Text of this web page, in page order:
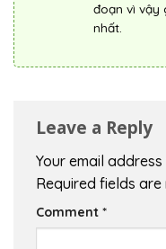
đoạn vì vậy
nhất.
Leave a Reply
Your email
Required fields are
Comment *